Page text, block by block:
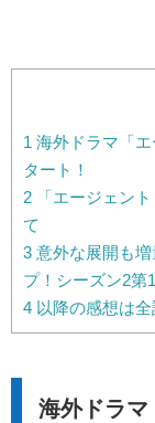
1 海外ドラマ「
タート！
2 「エージェン
て
3 意外な展開も
プ！シーズン2第
4 以降の感想は
海外ドラマ